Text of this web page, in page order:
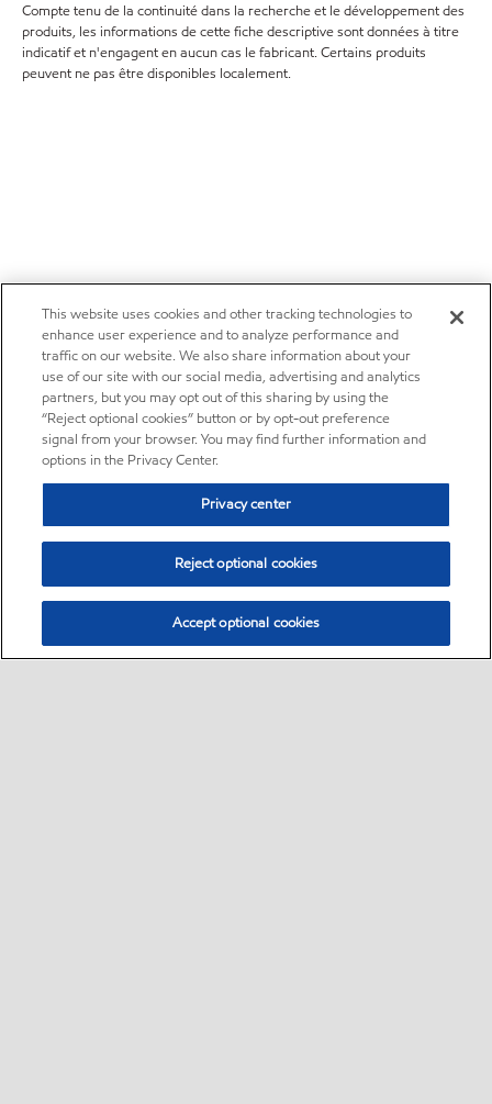
Compte tenu de la continuité dans la recherche et le développement des
produits, les informations de cette fiche descriptive sont données à titre
indicatif et n'engagent en aucun cas le fabricant. Certains produits
peuvent ne pas être disponibles localement.
This website uses cookies and other tracking technologies to
enhance user experience and to analyze performance and
traffic on our website. We also share information about your
use of our site with our social media, advertising and analytics
partners, but you may opt out of this sharing by using the
“Reject optional cookies” button or by opt-out preference
signal from your browser. You may find further information and
options in the Privacy Center.
Privacy center
Reject optional cookies
Accept optional cookies